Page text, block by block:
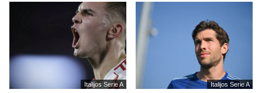
Italijos Serie A Italijos Serie A